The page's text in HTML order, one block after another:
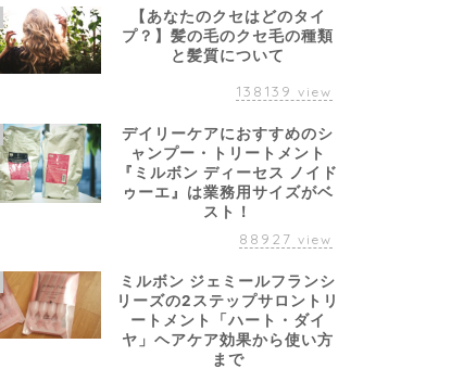
【あなたのクセはどのタイ
プ？】髪の毛のクセ毛の種類
と髪質について
138139 view
デイリーケアにおすすめのシ
ャンプー・トリートメント
『ミルボン ディーセス ノイド
ゥーエ』は業務用サイズがベ
スト！
88927 view
ミルボン ジェミールフランシ
リーズの2ステップサロントリ
ートメント「ハート・ダイ
ヤ」ヘアケア効果から使い方
まで